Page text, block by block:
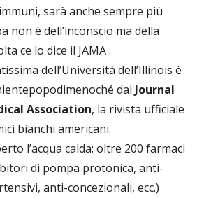
sarà anche sempre più
non è dell’inconscio ma della
ce lo dice il JAMA .
dell’Università dell’Illinois è
dal Journal
Association, la rivista ufficiale
bianchi americani.
l’acqua calda: oltre 200 farmaci
di pompa protonica, anti-
anti-concezionali, ecc.)